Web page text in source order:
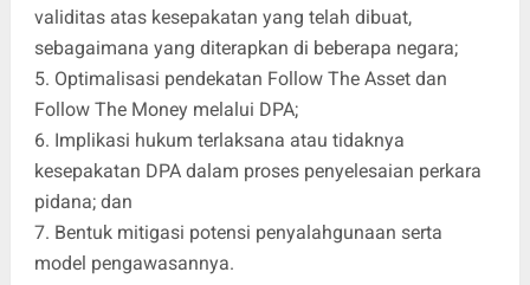
validitas atas kesepakatan yang telah dibuat,
sebagaimana yang diterapkan di beberapa negara;
5. Optimalisasi pendekatan Follow The Asset dan
Follow The Money melalui DPA;
6. Implikasi hukum terlaksana atau tidaknya
kesepakatan DPA dalam proses penyelesaian perkara
pidana; dan
7. Bentuk mitigasi potensi penyalahgunaan serta
model pengawasannya.